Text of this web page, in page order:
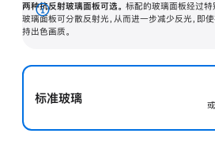
两种抗反射玻璃面板可选。 标配的玻璃面板经过特
玻璃面板可分散反射光，从而进一步减少反光，即
持出色画质。
展
开
标准玻璃